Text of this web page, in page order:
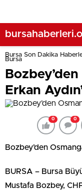
Bursa Son Dakika
Bursa
Erkan
0 0
Bozbey’den
BURSA – Bursa
Mustafa Bozbey,